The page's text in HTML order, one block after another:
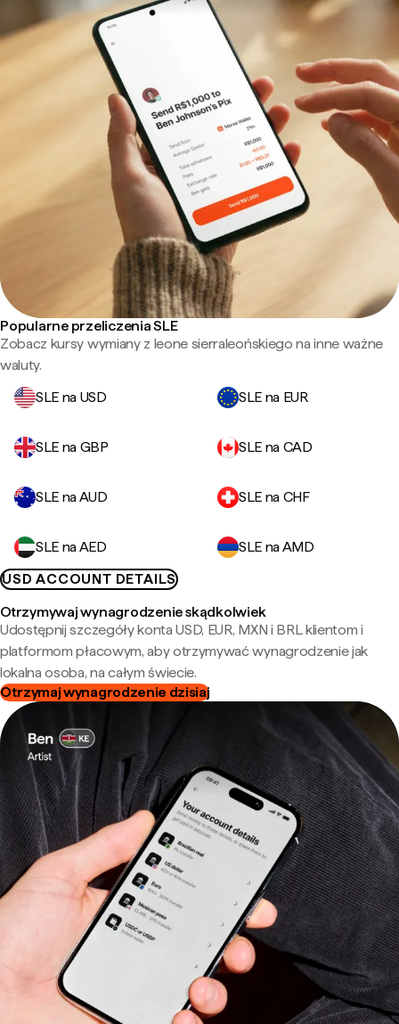
Popularne przeliczenia SLE
Zobacz kursy wymiany z leone sierraleońskiego na inne ważne
waluty.
SLE na USD
SLE na EUR
SLE na GBP SLE na CAD
SLE na AUD SLE na CHF
SLE na AED
SLE na AMD
USD ACCOUNT DETAILS
Otrzymywaj wynagrodzenie skądkolwiek
Udostępnij szczegóły konta USD, EUR, MXN i BRL klientom i
platformom płacowym, aby otrzymywać wynagrodzenie jak
lokalna osoba, na całym świecie.
Otrzymaj wynagrodzenie dzisiaj